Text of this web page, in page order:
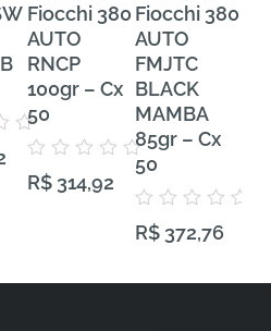
Fiocchi 380
AUTO
RNCP
100gr – Cx
50
0
R$ 314,92
Fiocchi 380
AUTO
FMJTC
BLACK
MAMBA
85gr – Cx
50
0
R$372,76